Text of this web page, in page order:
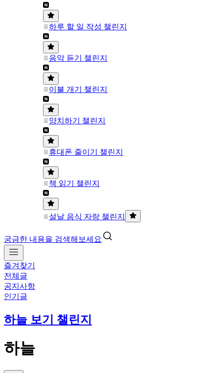
하루 할 일 작성 챌린지
음악 듣기 챌린지
이불 개기 챌린지
양치하기 챌린지
휴대폰 줄이기 챌린지
책 읽기 챌린지
설날 음식 자랑 챌린지
궁금한 내용을 검색해보세요
즐겨찾기
전체글
공지사항
인기글
하늘 보기 챌린지
하늘